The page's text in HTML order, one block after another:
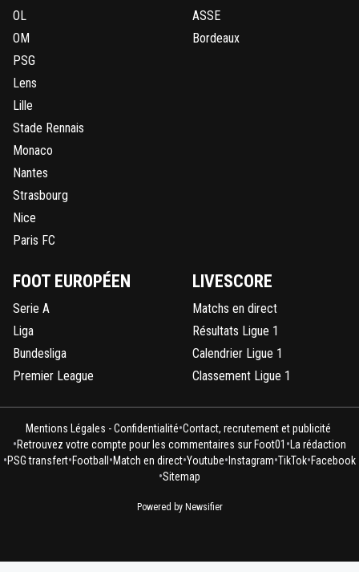
OL
OM
PSG
Lens
Lille
Stade Rennais
Monaco
Nantes
Strasbourg
Nice
Paris FC
ASSE
Bordeaux
FOOT EUROPÉEN
Serie A
Liga
Bundesliga
Premier League
LIVESCORE
Matchs en direct
Résultats Ligue 1
Calendrier Ligue 1
Classement Ligue 1
Mentions Légales - Confidentialité•Contact, recrutement et publicité
•Retrouvez votre compte pour les commentaires sur Foot01 • La rédaction
•PSG transfert•Football •Match en direct•Youtube• Instagram•TikTok•Facebook
•Sitemap
Powered by Newsifier